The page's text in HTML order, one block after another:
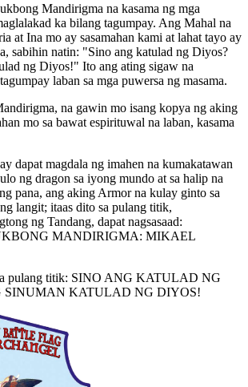
Mandirigma na kasama ng mga
ka bilang tagumpay. Ang Mahal na
at Ina mo ay sasamahan kami at lahat tayo ay
sabihin natin: "Sino ang katulad ng Diyos?
ng Diyos!" Ito ang ating sigaw na
laban sa mga puwersa ng masama.
na gawin mo isang kopya ng aking
mo sa bawat espirituwal na laban, kasama
dapat magdala ng imahen na kumakatawan
ng dragon sa iyong mundo at sa halip na
pana, ang aking Armor na kulay ginto sa
langit; itaas dito sa pulang titik,
ng Tandang, dapat nagsasaad:
MANDIRIGMA: MIKAEL
pulang titik: SINO ANG KATULAD NG
SINUMAN KATULAD NG DIYOS!